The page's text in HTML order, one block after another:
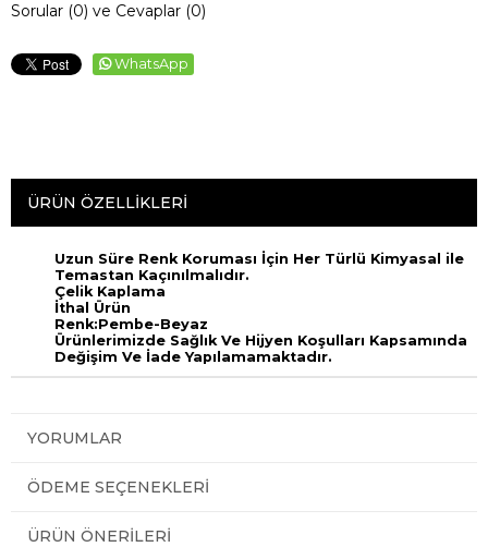
Sorular (0) ve Cevaplar (0)
WhatsApp
ÜRÜN ÖZELLIKLERI
Uzun Süre Renk Koruması İçin Her Türlü Kimyasal ile
Temastan Kaçınılmalıdır.
Çelik Kaplama
İthal Ürün
Renk:Pembe-Beyaz
Ürünlerimizde Sağlık Ve Hijyen Koşulları Kapsamında
Değişim Ve İade Yapılamamaktadır.
YORUMLAR
ÖDEME SEÇENEKLERI
ÜRÜN ÖNERILERI